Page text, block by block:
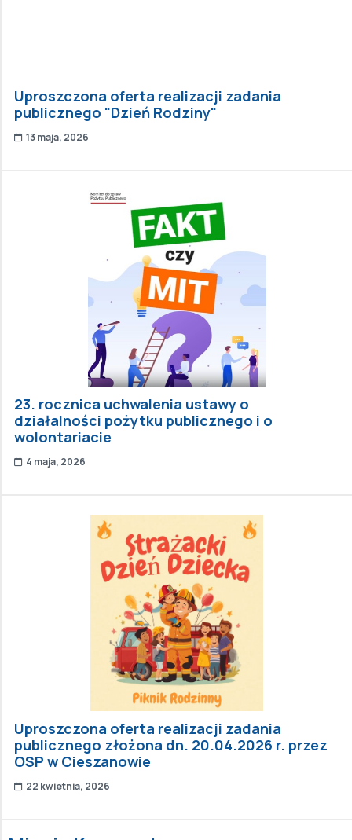
Uproszczona oferta realizacji zadania
publicznego "Dzień Rodziny"
13 maja, 2026
23. rocznica uchwalenia ustawy o
działalności pożytku publicznego i o
wolontariacie
4 maja, 2026
Uproszczona oferta realizacji zadania
publicznego złożona dn. 20.04.2026 r. przez
OSP w Cieszanowie
22 kwietnia, 2026